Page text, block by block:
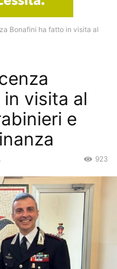
Bonafini ha fatto in visita al
visita al
e
923